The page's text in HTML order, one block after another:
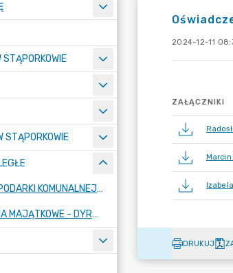
STĄPORKOWIE
ZAKŁAD GOSPODARKI KOMUNALNEJ I MIESZKANIOWEJ
OŚWIADCZENIA MAJĄTKOWE - DYREKTORZY JEDNOSTEK PODLEGŁYCH I OSOBY ZOBOWIĄZANE DO ZŁOŻENIA OŚWIADCZENIA MAJĄTKOWEGO
2024-12-11
ZAŁĄCZNIKI
DRUKUJ